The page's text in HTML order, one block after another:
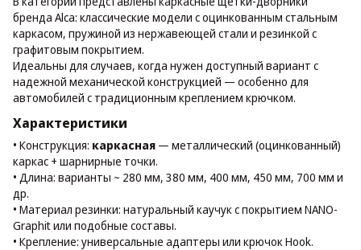
бренда Alca: классические модели с оцинкованным стальным
каркасом, пружиной из нержавеющей стали и резинкой с
графитовым покрытием.
Идеальны для случаев, когда нужен доступный вариант с
надежной механической конструкцией — особенно для
автомобилей с традиционным креплением крючком.
Характеристики
• Конструкция: каркасная — металлический (оцинкованный)
каркас + шарнирные точки.
• Длина: варианты ~ 280 мм, 380 мм, 400 мм, 450 мм, 700 мм и
др.
• Материал резинки: натуральный каучук с покрытием NANO-
Graphit или подобные составы.
• Крепление: универсальные адаптеры или крючок Hook.